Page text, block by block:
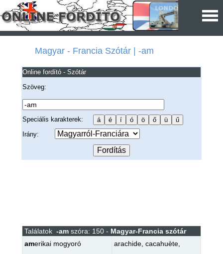
Magyar - Francia Szótár | -am
Online fordító - Szótár
Szöveg:
Speciális karakterek:
Irány:
Találatok -amszóra: 150 - Magyar-Francia szótár
amerikai mogyoró arachide, cacahuète,